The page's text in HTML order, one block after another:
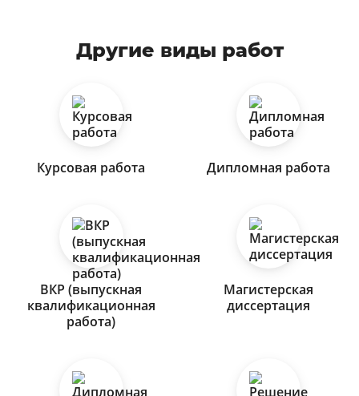
Другие виды работ
Курсовая работа Дипломная работа
ВКР (выпускная
квалификационная
работа)
Магистерская
диссертация